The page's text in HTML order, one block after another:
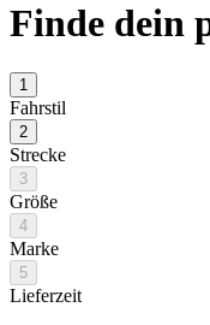
Finde dein
1
Fahrstil
2
Strecke
3
Größe
4
Marke
5
Lieferzeit